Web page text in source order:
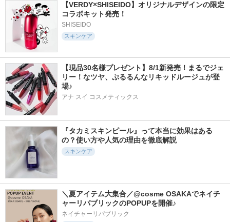
【VERDY×SHISEIDO】オリジナルデザインの限定
コラボキット発売！
SHISEIDO
スキンケア
【現品30名様プレゼント】8/1新発売！まるでジェ
リー！なツヤ、ぷるるんなリキッドルージュが登
場♪
アナ スイ コスメティックス
『タカミスキンピール』って本当に効果はある
の？使い方や人気の理由を徹底解説
スキンケア
＼夏アイテム大集合／@cosme OSAKAでネイチ
ャーリパブリックのPOPUPを開催♪
ネイチャーリパブリック